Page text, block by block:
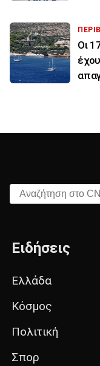
Οι
Αναζήτηση στο
Ειδήσεις
Ελλάδα
Κόσμος
Πολιτική
Σπορ